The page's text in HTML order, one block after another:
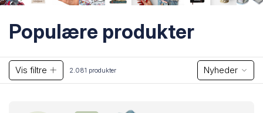
Populære produkter
Vis filtre 2.081 produkter Nyheder